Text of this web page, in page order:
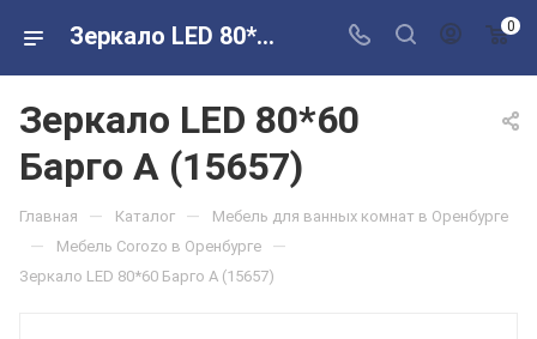
Зеркало LED 80*60 Барго А (15657) в розничных магазинах Сантехторг 0
Зеркало LED 80*60
Барго А (15657)
Главная — Каталог — Мебель для ванных комнат в Оренбурге
— Мебель Corozo в Оренбурге —
Зеркало LED 80*60 Барго А (15657)